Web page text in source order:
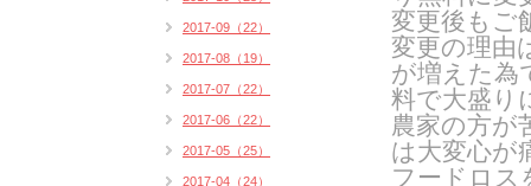
変更後もご
変更の理由
が増えた為
料で大盛り
農家の方が
は大変心が
フードロス
2017-09（22）
2017-08（19）
2017-07（22）
2017-06（22）
2017-05（25）
2017-04（24）